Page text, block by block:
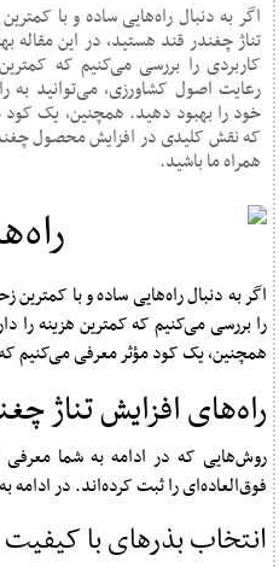
اگر به دنبال راه‌هایی ساده و با
تناژ چغندر قند هستید، در این مقاله
کاربردی را بررسی می‌کنیم که
رعایت اصول کشاورزی، می‌توانید به
خود را بهبود دهید. همچنین، یک کود
که نقش کلیدی در افزایش محصول
همراه ما باشید.
اگر به دنبال راه‌هایی ساده و با
را بررسی می‌کنیم که کمترین هزینه را
همچنین، یک کود مؤثر معرفی می‌کنیم
راه‌های افزایش تناژ
روش‌هایی که در ادامه به شما
فوق‌العاده‌ای را ثبت کرده‌اند. در ادامه
انتخاب بذرهای با کیفیت